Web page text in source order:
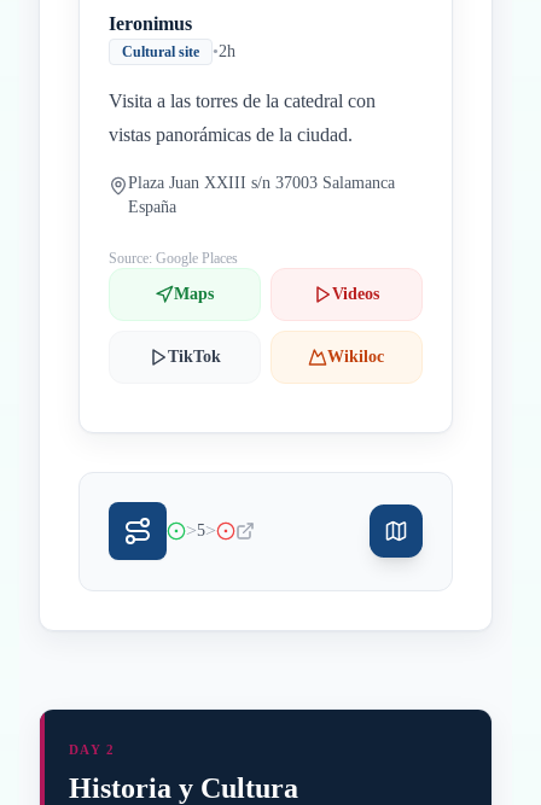
Ieronimus
Cultural site •2h
Visita a las torres de la catedral con
vistas panorámicas de la ciudad.
Plaza Juan XXIII s/n 37003 Salamanca
España
Source: Google Places
Maps Videos
TikTok Wikiloc
>5>
DAY 2
Historia y Cultura